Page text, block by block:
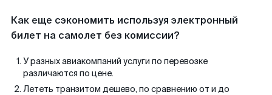
Как еще сэкономить используя электронный
билет на самолет без комиссии?
У разных авиакомпаний услуги по перевозке
различаются по цене.
Лететь транзитом дешево, по сравнению от и до